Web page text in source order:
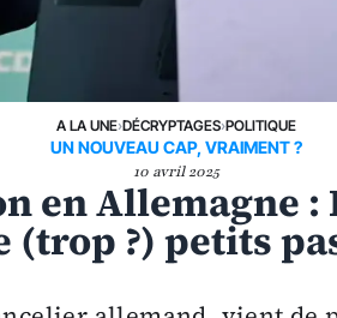
A LA UNE›DÉCRYPTAGES›POLITIQUE
UN NOUVEAU CAP, VRAIMENT ?
10 avril 2025
en Allemagne
?) petits